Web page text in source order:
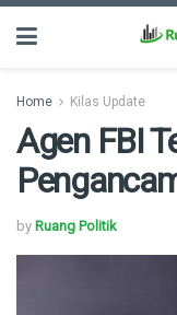
Home Kilas Update
Agen FBI
by Ruang Politik